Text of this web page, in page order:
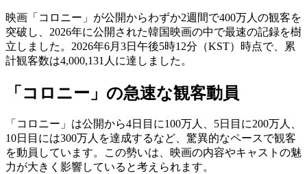
映画「コロニー」が公開からわずか2週間で400万人の観客を
突破し、2026年に公開された韓国映画の中で最速の記録を樹
立しました。2026年6月3日午後5時12分（KST）時点で、累
計観客数は4,000,131人に達しました。
「コロニー」の急速な観客動員
「コロニー」は公開から4日目に100万人、5日目に200万人、
10日目には300万人を達成するなど、驚異的なペースで観客
を動員しています。この勢いは、映画の内容やキャストの魅
力が大きく影響していると考えられます。